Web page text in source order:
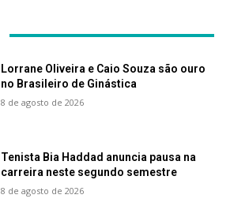
Lorrane Oliveira e Caio Souza são ouro
no Brasileiro de Ginástica
8 de agosto de 2026
Tenista Bia Haddad anuncia pausa na
carreira neste segundo semestre
8 de agosto de 2026